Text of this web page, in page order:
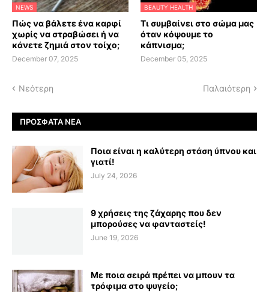
NEWS
Πώς να βάλετε ένα καρφί
χωρίς να στραβώσει ή να
κάνετε ζημιά στον τοίχο;
December 07, 2025
BEAUTY HEALTH
Τι συμβαίνει στο σώμα μας
όταν κόψουμε το
κάπνισμα;
December 05, 2025
Νεότερη Παλαιότερη
ΠΡΌΣΦΑΤΑ ΝΈΑ
Ποια είναι η καλύτερη στάση ύπνου και
γιατί!
July 24, 2026
9 χρήσεις της ζάχαρης που δεν
μπορούσες να φανταστείς!
June 19, 2026
Με ποια σειρά πρέπει να μπουν τα
τρόφιμα στο ψυγείο;